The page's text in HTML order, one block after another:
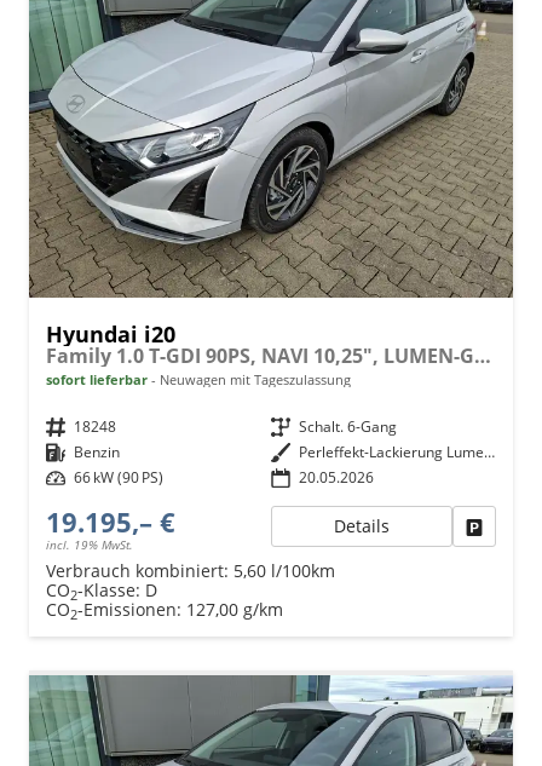
Hyundai i20
Family 1.0 T-GDI 90PS, NAVI 10,25", LUMEN-GREY METALLIC, Winter-Pack: Sitzheizung + Lenkradheizung, 16" ALU, Klimaautomatik, Privacy-Glas, Parksensoren hinten, Rückfahrkamera, Tempomat, Lederlenkrad, Reserverad, Alarm, Armlehne, 4x elektr. Fensterheber
sofort lieferbar Neuwagen mit Tageszulassung
Fahrzeugnr. 18248 Getriebe Schalt. 6-Gang
Kraftstoff Benzin Außenfarbe
Perleffekt-Lackierung Lumen-Grey
Leistung 66 kW (90 PS) 20.05.2026
19.195,– €
incl. 19% MwSt.
Details
Verbrauch kombiniert: 5,60 l/100km
CO2-Klasse: D
CO2-Emissionen: 127,00 g/km